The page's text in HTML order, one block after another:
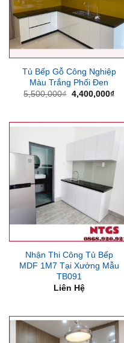
Tủ Bếp Gỗ Công Nghiệp
Màu Trắng Phối Đen
5,500,000₫ Giá
4,400,000₫Giá
Nhận Thi Công Tủ Bếp
MDF 1M7 Tại Xưởng Mẫu
TB091
Liên Hệ